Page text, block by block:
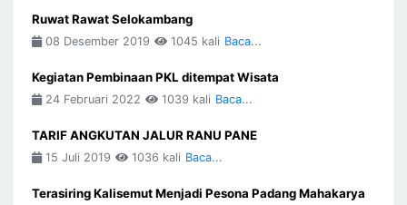
Ruwat Rawat Selokambang
08 Desember 2019 1045 kali Baca...
Kegiatan Pembinaan PKL ditempat Wisata
24 Februari 2022 1039 kali Baca...
TARIF ANGKUTAN JALUR RANU PANE
15 Juli 2019 1036 kali Baca...
Terasiring Kalisemut Menjadi Pesona Padang Mahakarya